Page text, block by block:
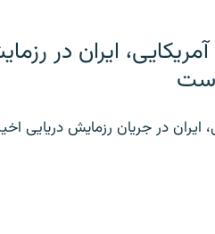
ایران در
ایران در جریان رزمایش